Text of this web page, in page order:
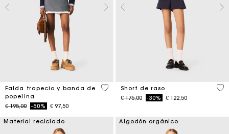
Falda trapecio y banda de
popelina
Price reduced from
€ 195,00to-50% € 97,50
3,3 out of 5 Customer Rating
Short de raso
Price reduced from
€ 175,00to-30% € 122,50
5
Material reciclado Algodón orgánico